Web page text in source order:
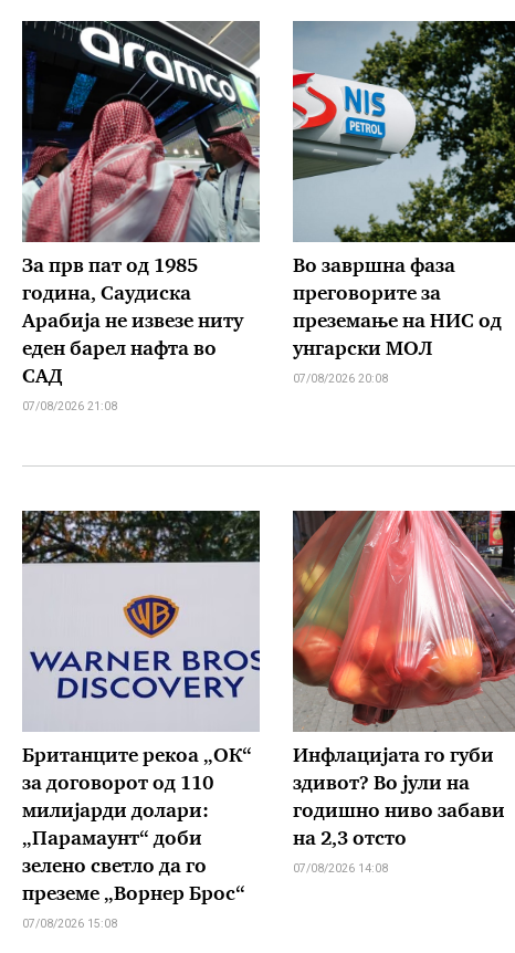
За прв пат од 1985
година, Саудиска
Арабија не извезе ниту
еден барел нафта во
САД
07/08/2026 21:08
Во завршна фаза
преговорите за
преземање на НИС од
унгарски МОЛ
07/08/2026 20:08
Британците рекоа „ОК“
за договорот од 110
милијарди долари:
„Парамаунт“ доби
зелено светло да го
преземе „Ворнер Брос“
07/08/2026 15:08
Инфлацијата го губи
здивот? Во јули на
годишно ниво забави
на 2,3 отсто
07/08/2026 14:08